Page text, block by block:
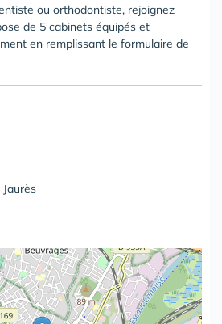
ou orthodontiste, rejoignez
de 5 cabinets équipés et
en remplissant le formulaire de
Jaurès